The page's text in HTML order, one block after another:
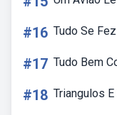
#16 Tudo Se
#17 Tudo Bem
#18 Triangulos